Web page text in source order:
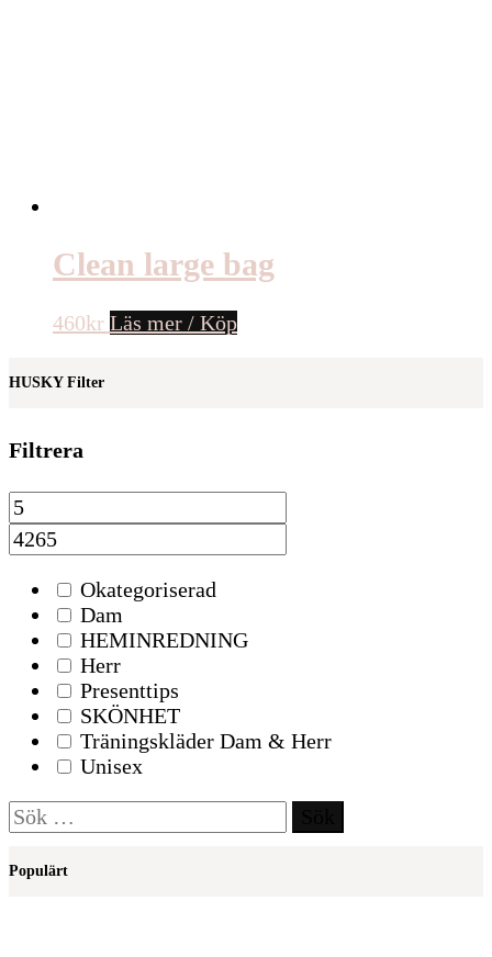
Clean large bag
460kr Läs mer / Köp
HUSKY Filter
Filtrera
Okategoriserad
Dam
HEMINREDNING
Herr
Presenttips
SKÖNHET
Träningskläder Dam & Herr
Unisex
Sök
efter:
Populärt